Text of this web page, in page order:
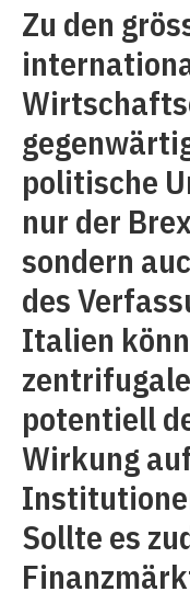
Zu den
politische
nur der
sondern
des
Italien
potentiell
Wirkung
Sollte es